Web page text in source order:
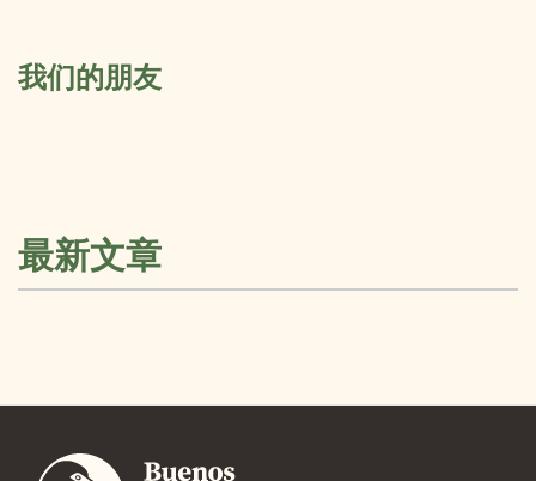
我们的朋友
最新文章